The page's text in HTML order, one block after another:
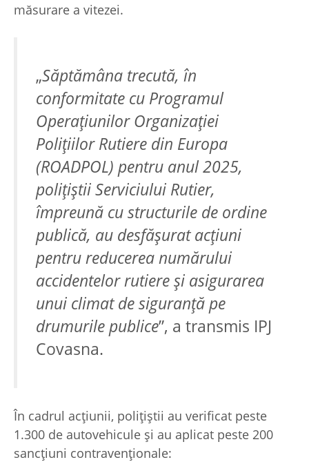
măsurare a vitezei.
„Săptămâna trecută, în
conformitate cu Programul
Operațiunilor Organizației
Polițiilor Rutiere din Europa
(ROADPOL) pentru anul 2025,
polițiștii Serviciului Rutier,
împreună cu structurile de ordine
publică, au desfășurat acțiuni
pentru reducerea numărului
accidentelor rutiere și asigurarea
unui climat de siguranță pe
drumurile publice”, a transmis IPJ
Covasna.
În cadrul acțiunii, polițiștii au verificat peste
1.300 de autovehicule și au aplicat peste 200
sancțiuni contravenționale: